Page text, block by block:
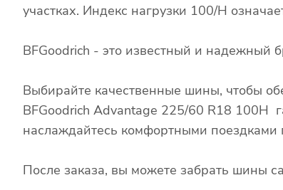
участках. Индекс нагрузки 100/H
BFGoodrich - это известный и надежный
Выбирайте качественные шины, чтобы
BFGoodrich Advantage 225/60 R18 100H
наслаждайтесь комфортными поездками
После заказа, вы можете забрать шины